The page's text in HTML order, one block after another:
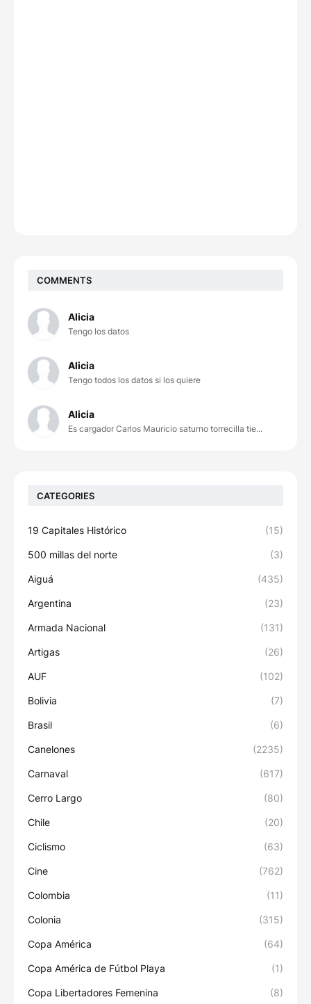
COMMENTS
Alicia
Tengo los datos
Alicia
Tengo todos los datos si los quiere
Alicia
Es cargador Carlos Mauricio saturno torrecilla tie...
CATEGORIES
19 Capitales Histórico (15)
500 millas del norte (3)
Aiguá (435)
Argentina (23)
Armada Nacional (131)
Artigas (26)
AUF (102)
Bolivia (7)
Brasil (6)
Canelones (2235)
Carnaval (617)
Cerro Largo (80)
Chile (20)
Ciclismo (63)
Cine (762)
Colombia (11)
Colonia (315)
Copa América (64)
Copa América de Fútbol Playa (1)
Copa Libertadores Femenina (8)